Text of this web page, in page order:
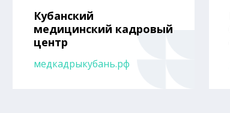
Кубанский
медицинский кадровый
центр
медкадрыкубань.рф